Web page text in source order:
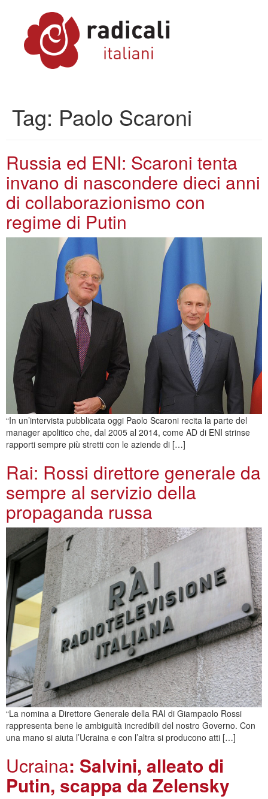
Tag: Paolo Scaroni
Russia ed ENI: Scaroni tenta
invano di nascondere dieci anni
di collaborazionismo con
regime di Putin
“In un’intervista pubblicata oggi Paolo Scaroni recita la parte del
manager apolitico che, dal 2005 al 2014, come AD di ENI strinse
rapporti sempre più stretti con le aziende di […]
Rai: Rossi direttore generale da
sempre al servizio della
propaganda russa
“La nomina a Direttore Generale della RAI di Giampaolo Rossi
rappresenta bene le ambiguità incredibili del nostro Governo. Con
una mano si aiuta l’Ucraina e con l’altra si producono atti […]
Ucraina: Salvini, alleato di
Putin, scappa da Zelensky